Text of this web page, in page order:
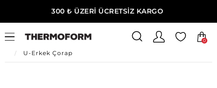
300 ₺ ÜZERİ ÜCRETSİZ KARGO
0
Ana Sayfa
Erkek İç Giyim
U-Erkek Çorap